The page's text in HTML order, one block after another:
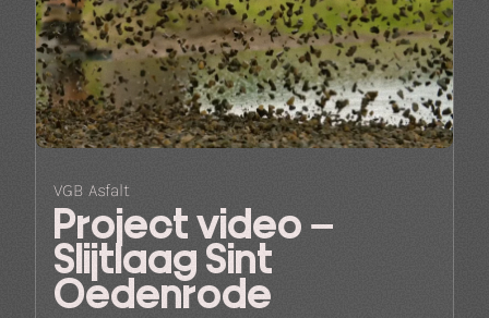
VGB Asfalt
Project video –
Slijtlaag Sint
Oedenrode